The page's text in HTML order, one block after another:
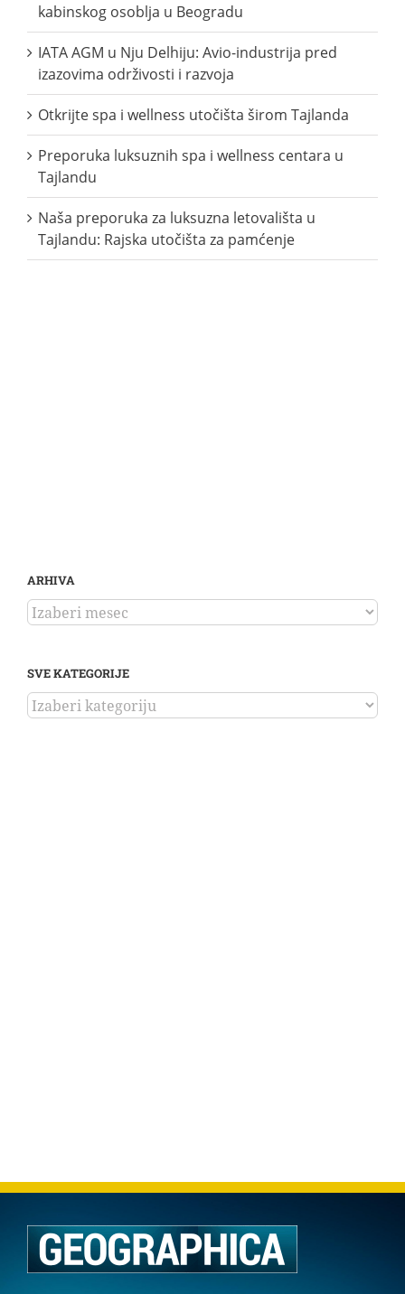
kabinskog osoblja u Beogradu
IATA AGM u Nju Delhiju: Avio-industrija pred
izazovima održivosti i razvoja
Otkrijte spa i wellness utočišta širom Tajlanda
Preporuka luksuznih spa i wellness centara u
Tajlandu
Naša preporuka za luksuzna letovališta u
Tajlandu: Rajska utočišta za pamćenje
ARHIVA
ARHIVA
SVE KATEGORIJE
SVE
KATEGORIJE